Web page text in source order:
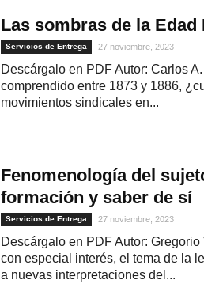
Las sombras de la Edad
Servicios de Entrega 27 noviembre, 2023
Descárgalo en PDF Autor: Carlos
comprendido entre 1873 y 1886,
movimientos sindicales en...
Fenomenología del
formación y saber de sí
Servicios de Entrega 27 noviembre, 2023
Descárgalo en PDF Autor:
con especial interés, el tema de la
a nuevas interpretaciones del...